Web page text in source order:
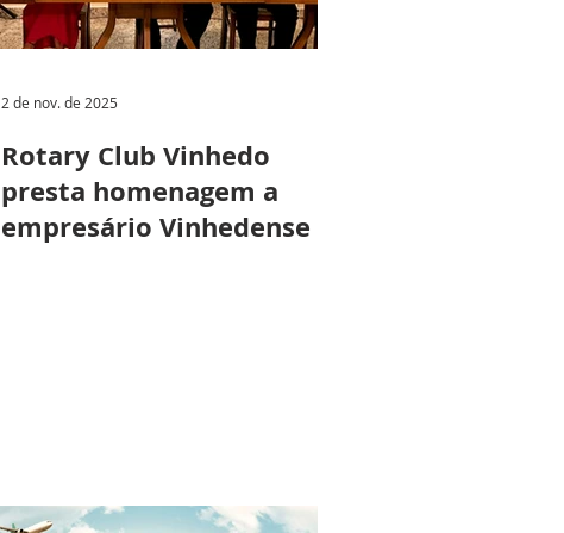
Rotary Club Vinhedo
presta homenagem a
empresário Vinhedense
2 de nov. de 2025